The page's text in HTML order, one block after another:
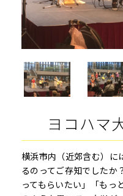
ヨコハマ
横浜市内（近郊含む）に
るのってご存知でした
ってもらいたい」「もっ